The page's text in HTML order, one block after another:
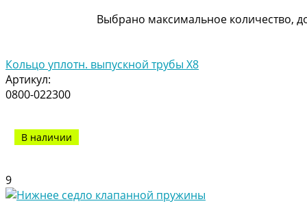
Выбрано максимальное количество,
Кольцо уплотн. выпускной трубы Х8
Артикул:
0800-022300
В наличии
9